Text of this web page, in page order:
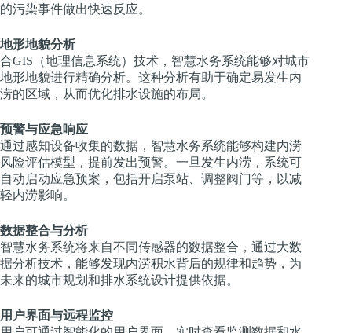
的污染事件做出快速反应。
地形地貌分析
合GIS（地理信息系统）技术，智慧水务系统能够对城市
地形地貌进行精确分析。这种分析有助于确定易发生内
涝的区域，从而优化排水设施的布局。
预警与应急响应
通过感知设备收集的数据，智慧水务系统能够构建内涝
风险评估模型，提前发出预警。一旦发生内涝，系统可
自动启动应急预案，包括开启泵站、调整阀门等，以减
轻内涝影响。
数据整合与分析
智慧水务系统将来自不同传感器的数据整合，通过大数
据分析技术，能够发现内涝积水背后的规律和趋势，为
未来的城市规划和排水系统设计提供依据。
用户界面与远程监控